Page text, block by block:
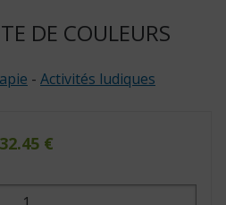
DE COULEURS
- Activités ludiques
32.45 €